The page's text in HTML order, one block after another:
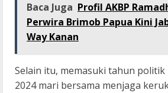
Baca Juga Profil AKBP
Perwira Brimob Papua Kini
Way Kanan
Selain itu, memasuki tahun politik
2024 mari bersama menjaga